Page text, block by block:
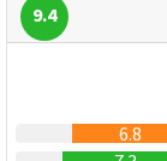
9.4
6.8